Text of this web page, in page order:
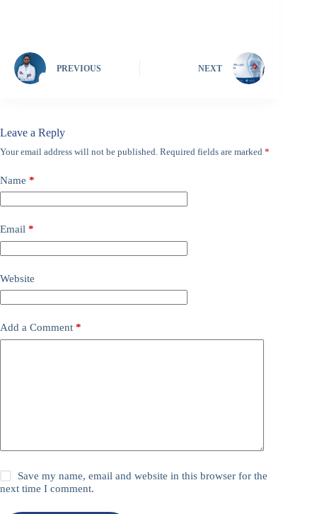
PREVIOUS NEXT
Leave a Reply
Your email address will not be published. Required fields are marked *
Name *
Email *
Website
Add a Comment *
Save my name, email and website in this browser for the
next time I comment.